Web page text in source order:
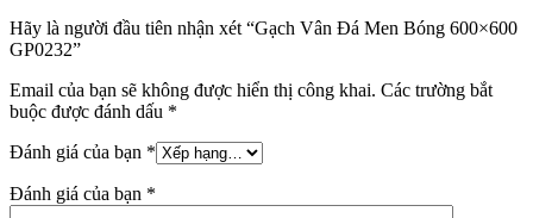
Hãy là người đầu tiên nhận xét “Gạch Vân Đá Men Bóng 600×600
GP0232”
Email của bạn sẽ không được hiển thị công khai. Các trường bắt
buộc được đánh dấu *
Đánh giá của bạn *
Đánh giá của bạn *